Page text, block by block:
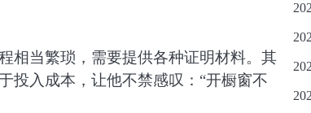
相当繁琐，需要提供各种证明材料。其
投入成本，让他不禁感叹：“开橱窗不